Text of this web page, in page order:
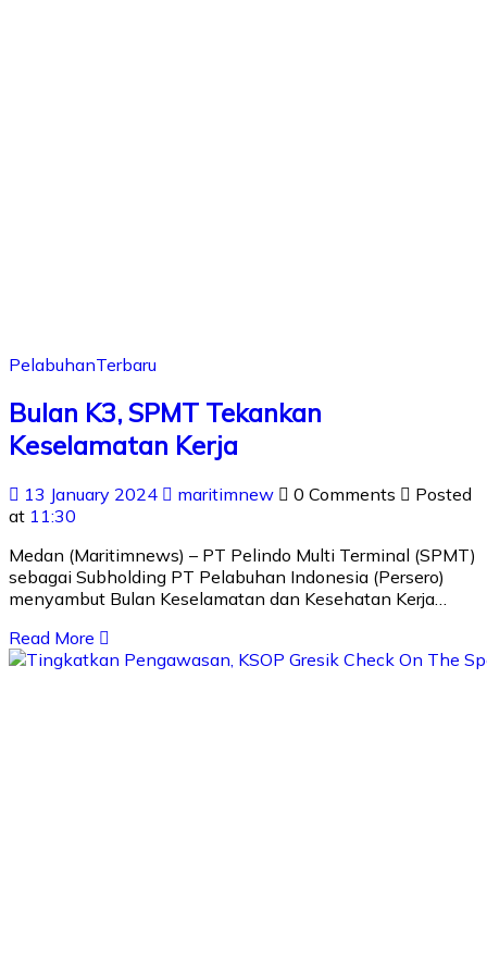
PelabuhanTerbaru
Bulan K3, SPMT Tekankan
Keselamatan Kerja
13 January 2024 maritimnew 0 Comments
Posted
at 11:30
Medan (Maritimnews) – PT Pelindo Multi Terminal (SPMT)
sebagai Subholding PT Pelabuhan Indonesia (Persero)
menyambut Bulan Keselamatan dan Kesehatan Kerja…
Read More